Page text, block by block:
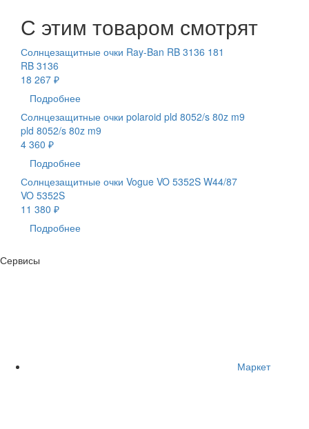
С этим товаром смотрят
Солнцезащитные очки Ray-Ban RB 3136 181
RB 3136
18 267 ₽
Подробнее
Солнцезащитные очки polaroid pld 8052/s 80z m9
pld 8052/s 80z m9
4 360 ₽
Подробнее
Солнцезащитные очки Vogue VO 5352S W44/87
VO 5352S
11 380 ₽
Подробнее
Сервисы
Маркет